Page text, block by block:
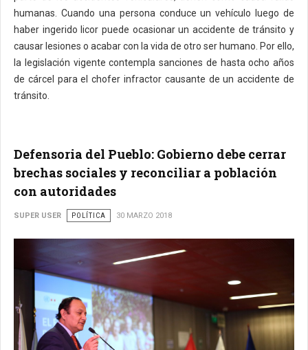
humanas. Cuando una persona conduce un vehículo luego de
haber ingerido licor puede ocasionar un accidente de tránsito y
causar lesiones o acabar con la vida de otro ser humano. Por ello,
la legislación vigente contempla sanciones de hasta ocho años
de cárcel para el chofer infractor causante de un accidente de
tránsito.
Defensoria del Pueblo: Gobierno debe cerrar
brechas sociales y reconciliar a población
con autoridades
SUPER USER POLÍTICA 30 MARZO 2018